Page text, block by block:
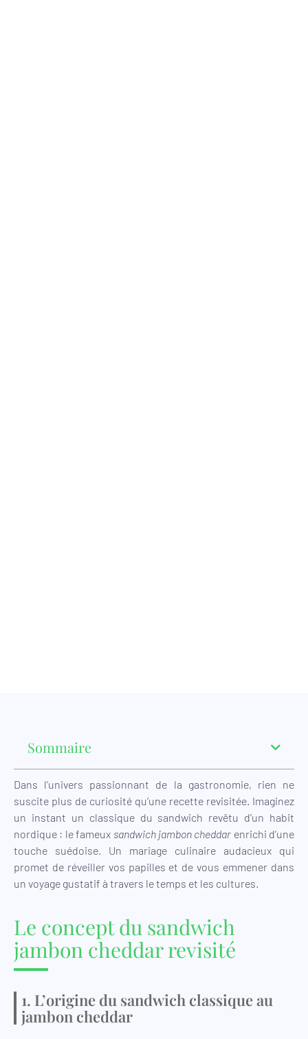
Sommaire
Dans l’univers passionnant de la gastronomie, rien ne
suscite plus de curiosité qu’une recette revisitée. Imaginez
un instant un classique du sandwich revêtu d’un habit
nordique : le fameux sandwich jambon cheddar enrichi d’une
touche suédoise. Un mariage culinaire audacieux qui
promet de réveiller vos papilles et de vous emmener dans
un voyage gustatif à travers le temps et les cultures.
Le concept du sandwich
jambon cheddar revisité
1. L’origine du sandwich classique au
jambon cheddar